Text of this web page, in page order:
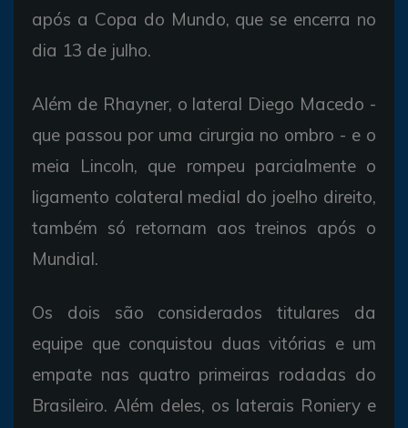
após a Copa do Mundo, que se encerra no
dia 13 de julho.
Além de Rhayner, o lateral Diego Macedo -
que passou por uma cirurgia no ombro - e o
meia Lincoln, que rompeu parcialmente o
ligamento colateral medial do joelho direito,
também só retornam aos treinos após o
Mundial.
Os dois são considerados titulares da
equipe que conquistou duas vitórias e um
empate nas quatro primeiras rodadas do
Brasileiro. Além deles, os laterais Roniery e